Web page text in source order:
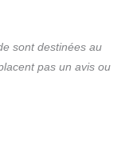
sont destinées au
pas un avis ou